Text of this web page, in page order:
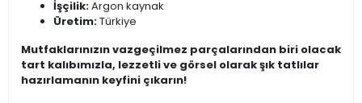
İşçilik:Argon kaynak
Üretim:Türkiye
Mutfaklarınızın vazgeçilmez parçalarından biri olacak
tart kalıbımızla, lezzetli ve görsel olarak şık tatlılar
hazırlamanın keyfini çıkarın!